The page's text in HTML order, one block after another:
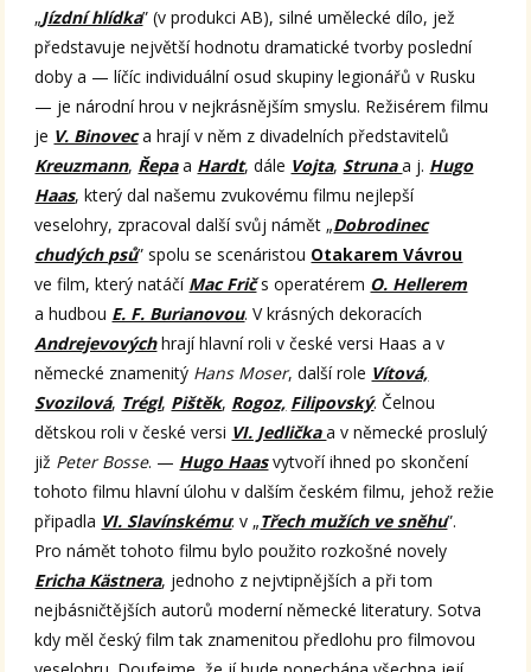
„Jízdní hlídka” (v produkci AB), silné umělecké dílo, jež
představuje největší hodnotu dramatické tvorby poslední
doby a — líčíc individuální osud skupiny legionářů v Rusku
— je národní hrou v nejkrásnějším smyslu. Režisérem filmu
je V. Binoveca hrají v něm z divadelních představitelů
Kreuzmann, Řepaa Hardt, dále Vojta,Strunaa j. Hugo
Haas, který dal našemu zvukovému filmu nejlepší
veselohry, zpracoval další svůj námět „Dobrodinec
chudých psů” spolu se scenáristou Otakarem Vávrou
ve film, který natáčí Mac Fričs operatérem O. Hellerem
a hudbou E. F. Burianovou. V krásných dekoracích
Andrejevovýchhrají hlavní roli v české versi Haas a v
německé znamenitý Hans Moser, další role Vítová,
Svozilová, Trégl, Pištěk, Rogoz, Filipovský. Čelnou
dětskou roli v české versi VI. Jedličkaa v německé proslulý
již Peter Bosse. — Hugo Haasvytvoří ihned po skončení
tohoto filmu hlavní úlohu v dalším českém filmu, jehož režie
připadla VI. Slavínskému: v „Třech mužích ve sněhu”.
Pro námět tohoto filmu bylo použito rozkošné novely
Ericha Kästnera, jednoho z nejvtipnějších a při tom
nejbásničtějších autorů moderní německé literatury. Sotva
kdy měl český film tak znamenitou předlohu pro filmovou